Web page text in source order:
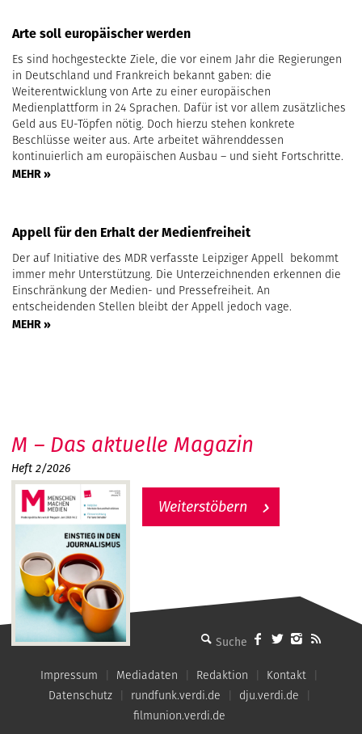
Arte soll europäischer werden
Es sind hochgesteckte Ziele, die vor einem Jahr die Regierungen
in Deutschland und Frankreich bekannt gaben: die
Weiterentwicklung von Arte zu einer europäischen
Medienplattform in 24 Sprachen. Dafür ist vor allem zusätzliches
Geld aus EU-Töpfen nötig. Doch hierzu stehen konkrete
Beschlüsse weiter aus. Arte arbeitet währenddessen
kontinuierlich am europäischen Ausbau – und sieht Fortschritte.
MEHR »
Appell für den Erhalt der Medienfreiheit
Der auf Initiative des MDR verfasste Leipziger Appell bekommt
immer mehr Unterstützung. Die Unterzeichnenden erkennen die
Einschränkung der Medien- und Pressefreiheit. An
entscheidenden Stellen bleibt der Appell jedoch vage.
MEHR »
MMM - Menschen machen Medien
M – Das aktuelle Magazin
Heft 2/2026
Weiterstöbern
Impressum Mediadaten Redaktion
Kontakt
Datenschutz
rundfunk.verdi.de
dju.verdi.de
filmunion.verdi.de